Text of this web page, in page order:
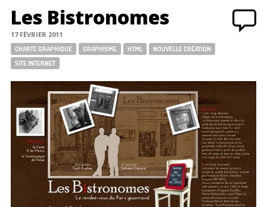
Les Bistronomes
17 FÉVRIER 2011
Tags:
CHARTE GRAPHIQUE GRAPHISME HTML
NOUVELLE CRÉATION
SITE INTERNET